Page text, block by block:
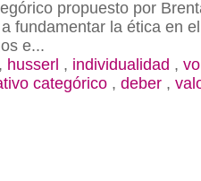
propuesto por
fundamentar la ética en
e...
, husserl , individualidad ,
categórico , deber ,